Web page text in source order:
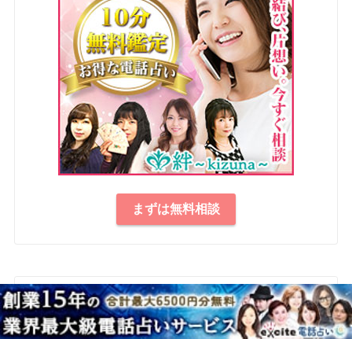
まずは無料相談
最新の記事